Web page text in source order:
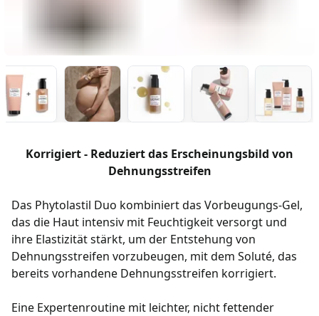
Korrigiert - Reduziert das Erscheinungsbild von
Dehnungsstreifen
Das Phytolastil Duo kombiniert das Vorbeugungs-Gel,
das die Haut intensiv mit Feuchtigkeit versorgt und
ihre Elastizität stärkt, um der Entstehung von
Dehnungsstreifen vorzubeugen, mit dem Soluté, das
bereits vorhandene Dehnungsstreifen korrigiert.
Eine Expertenroutine mit leichter, nicht fettender